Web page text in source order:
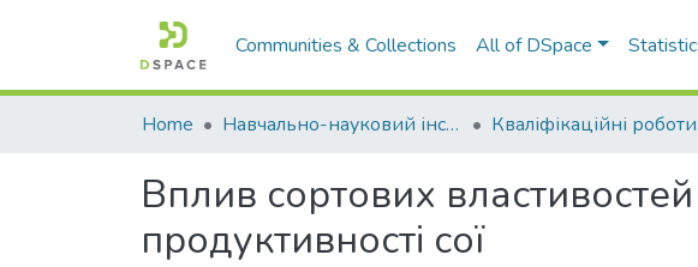
Communities & Collections All of DSpace
Home Навчально-науковий інститут агротехнологій, селекції та екології
Вплив сортових
продуктивності сої